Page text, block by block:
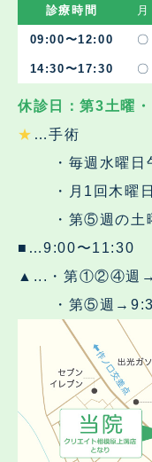
診療時間 月
09:00〜12:00 〇
14:30〜17:30 〇
休診日：第3土曜
★ …手術
・毎週水曜日
・月1回木曜
・第⑤週の土
■…9:00〜11:30
▲...・第①②④週
・第⑤週